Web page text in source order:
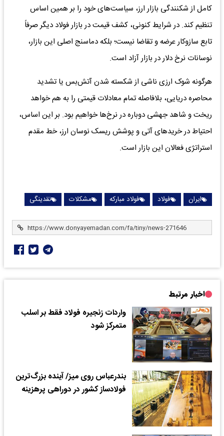
کامل از شکنندگی بازار ارز، سیاست‌های خود را بر همین اساس
تنظیم کند. در شرایط کنونی، کشف قیمت در بازار فولاد دیگر صرفاً
تابع سازوکار عرضه و تقاضا نیست؛ بلکه دماسنج اصلی این بازار،
نوسانات نرخ دلار در بازار آزاد است.
هرگونه شوک ارزی ناشی از شکسته شدن آتش‌بس یا تشدید
محاصره دریایی، بلافاصله تمام معادلات قیمتی را به هم خواهد
ریخت و شاهد جهشی دوباره در نرخ‌ها خواهیم بود. بر این اساس،
احتیاط در خریدهای آتی و پوشش ریسک نوسان ارز، خط مقدم
استراتژی فعالان این بازار است.
ایران فولاد فولاد مبارکه مشکلات نقدینگی
اخبار مرتبط
واردات زنجیره فولاد فقط بر اسلب
متمرکز شود
بندرعباس روی میز/ آینده بزرگ‌ترین
فولادساز کشور در دوراهی پرهزینه